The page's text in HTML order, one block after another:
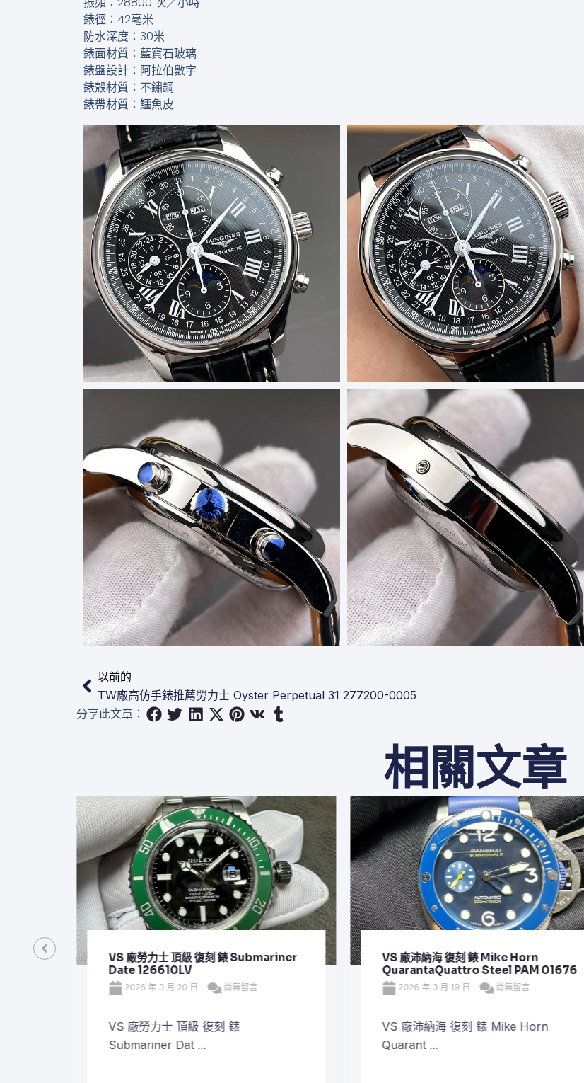
錶徑：42毫米
防水深度：30米
錶面材質：藍寶石玻璃
錶盤設計：阿拉伯數字
錶殼材質：不鏽鋼
錶帶材質：鱷魚皮
上一頁
以前的
TW廠高仿手錶推薦勞力士 Oyster Perpetual 31 277200-0005
分享此文章：
相關文章
VS 廠勞力士 頂級 復刻 錶 Submariner
Date 126610LV
2026 年 3 月 20 日 尚無留言
VS 廠勞力士 頂級 復刻 錶
Submariner Dat ...
VS 廠沛納海 復刻 錶 Mike Horn
QuarantaQuattro Steel PAM 01676
2026 年 3 月 19 日 尚無留言
VS 廠沛納海 復刻 錶 Mike Horn
Quarant ...